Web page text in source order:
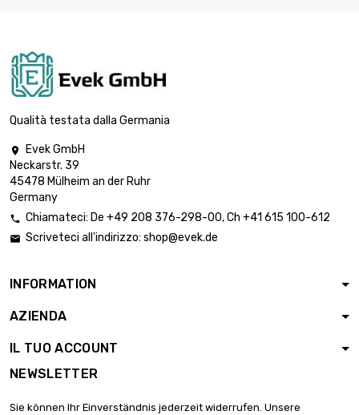
Qualità testata dalla Germania

Evek GmbH
Neckarstr. 39
45478 Mülheim an der Ruhr
Germany
 Chiamateci: De +49 208 376-298-00, Ch +41 615 100-612
 Scriveteci all'indirizzo: shop@evek.de
INFORMATION
AZIENDA
IL TUO ACCOUNT
NEWSLETTER
Sie können Ihr Einverständnis jederzeit widerrufen. Unsere